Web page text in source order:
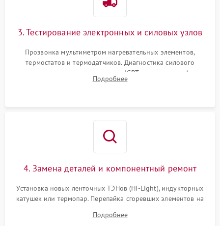
3. Тестирование электронных и силовых узлов
Прозвонка мультиметром нагревательных элементов,
термостатов и термодатчиков. Диагностика силового
модуля, реле, диодных мостов и IGBT-транзисторов (для
индукции). Проверка кранов и газ-контроля (для газовых
Подробнее
4. Замена деталей и компонентный ремонт
Установка новых ленточных ТЭНов (Hi-Light), индукторных
катушек или термопар. Перепайка сгоревших элементов на
дорожек. Очистка контактов и замена поврежденной
Подробнее